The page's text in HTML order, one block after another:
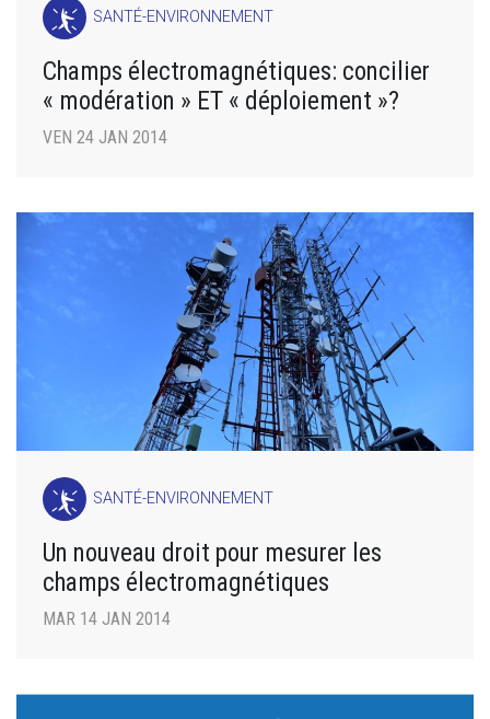
SANTÉ-ENVIRONNEMENT
Champs électromagnétiques: concilier
« modération » ET « déploiement »?
VEN 24 JAN 2014
SANTÉ-ENVIRONNEMENT
Un nouveau droit pour mesurer les
champs électromagnétiques
MAR 14 JAN 2014